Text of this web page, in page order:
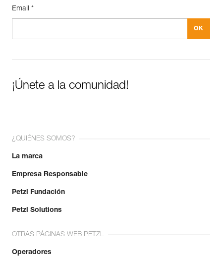
Email *
¡Únete a la comunidad!
¿QUIÉNES SOMOS?
La marca
Empresa Responsable
Petzl Fundación
Petzl Solutions
OTRAS PÁGINAS WEB PETZL
Operadores